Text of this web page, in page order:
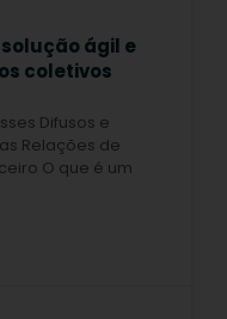
solução ágil e
coletivos
Difusos e
Relações de
O que é um